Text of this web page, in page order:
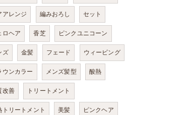
アレンジ 編みおろし セット
ロヘア 香芝 ピンクユニコーン
ズ 金髪 フェード ウィービング
ウンカラー メンズ髪型 酸熱
改善 トリートメント
トリートメント 美髪 ピンクヘア